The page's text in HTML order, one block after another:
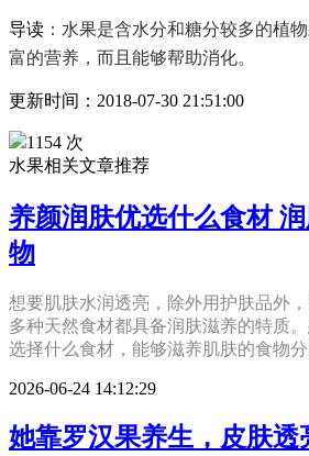
导读 ：水果是含水分和糖分较多的植
富的营养，而且能够帮助消化。
更新时间：2018-07-30 21:51:00
1154 次
水果相关文章推荐
养颜润肤优选什么食材
物
想要肌肤水润透亮，除外用护肤品外
多种天然食材都具备润肤滋养的特质
选择什么食材，能够滋养肌肤的食物
2026-06-24 14:12:29
她靠罗汉果养生，皮肤